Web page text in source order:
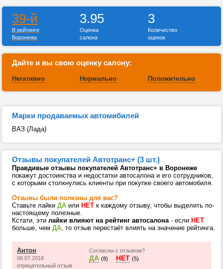
39-й
В рейтинге
Воронежа
3.95
Оценка
салона
3
Количество
оценок
Дайте и вы свою оценку салону:
Негативно Нормально Положительно
Марки продаваемых автомибилей
ВАЗ (Лада)
Отзывы покупателей Автотранс+ (3 шт.)
Правдивые отзывы покупателей Автотранс+ в Воронеже
покажут достоинства и недостатки автосалона и его сотрудников,
с которыми столкнулись клиенты при покупке своего автомобиля.
Отзывы были полезны для вас?
Ставьте лайки ДА или НЕТ к каждому отзыву, чтобы выделить по-
настоящему полезные.
Кстати, эти лайки влияют на рейтинг автосалона- если НЕТ
больше, чем ДА, то отзыв перестаёт влиять на значение рейтинга.
Антон
06.07.2018
отрицательный отзыв
Согласны с отзывом?
ДА (8) НЕТ (5)